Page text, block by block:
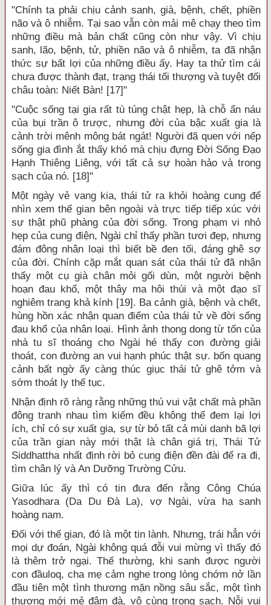
"Chính ta phải chịu cảnh sanh, già, bệnh, chết, phiền
não và ô nhiễm. Tại sao vẫn còn mải mê chạy theo tìm
những điều mà bản chất cũng còn như vậy. Vì chịu
sanh, lão, bệnh, tử, phiền não và ô nhiễm, ta đã nhận
thức sự bất lợi của những điều ấy. Hay ta thử tìm cái
chưa được thành đạt, trạng thái tối thượng và tuyệt đối
châu toàn: Niết Bàn! [17]"
"Cuộc sống tại gia rất tù túng chật hẹp, là chỗ ẩn náu
của bụi trần ô trược, nhưng đời của bậc xuất gia là
cảnh trời mênh mông bát ngát! Người đã quen với nếp
sống gia đình ắt thấy khó mà chịu đựng Đời Sống Đạo
Hạnh Thiêng Liêng, với tất cả sự hoàn hảo và trong
sạch của nó. [18]"
Một ngày vẻ vang kia, thái tử ra khỏi hoàng cung để
nhìn xem thế gian bên ngoài và trực tiếp tiếp xúc với
sự thật phũ phàng của đời sống. Trong phạm vi nhỏ
hẹp của cung điện, Ngài chỉ thấy phần tươi đẹp, nhưng
đám đông nhân loại thì biết bề đen tối, đáng ghê sợ
của đời. Chính cặp mắt quan sát của thái tử đã nhận
thấy một cụ già chân mỏi gối dùn, một người bệnh
hoạn đau khổ, một thây ma hôi thúi và một đạo sĩ
nghiêm trang khả kính [19]. Ba cảnh già, bệnh và chết,
hùng hồn xác nhận quan điểm của thái tử về đời sống
đau khổ của nhân loại. Hình ảnh thong dong từ tốn của
nhà tu sĩ thoáng cho Ngài hé thấy con đường giải
thoát, con đường an vui hạnh phúc thật sự. bốn quang
cảnh bất ngờ ấy càng thúc giục thái tử ghê tởm và
sớm thoát ly thế tục.
Nhận định rõ ràng rằng những thú vui vật chất mà phần
đông tranh nhau tìm kiếm đều không thể đem lại lợi
ích, chỉ có sự xuất gia, sự từ bỏ tất cả mùi danh bã lợi
của trần gian này mới thật là chân giá trị, Thái Tử
Siddhattha nhất định rời bỏ cung điện đền đài để ra đi,
tìm chân lý và An Dưỡng Trường Cửu.
Giữa lúc ấy thì có tin đưa đến rằng Công Chúa
Yasodhara (Da Du Đà La), vợ Ngài, vừa hạ sanh
hoàng nam.
Đối với thế gian, đó là một tin lành. Nhưng, trái hẳn với
mọi dự đoán, Ngài không quá đỗi vui mừng vì thấy đó
là thêm trở ngại. Thế thường, khi sanh được người
con đầuloq, cha mẹ cảm nghe trong lòng chớm nở lần
đầu tiên một tình thương mặn nồng sâu sắc, một tình
thương mới mẻ đậm đà, vô cùng trong sạch. Nỗi vui